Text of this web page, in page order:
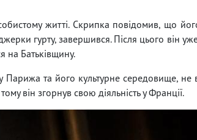
житті. Скрипка повідомив, що
гурту, завершився. Після цього він
на Батьківщину.
та його культурне середовище, не
він згорнув свою діяльність у Франції.